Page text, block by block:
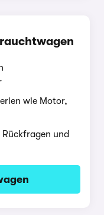
wie Motor,
und